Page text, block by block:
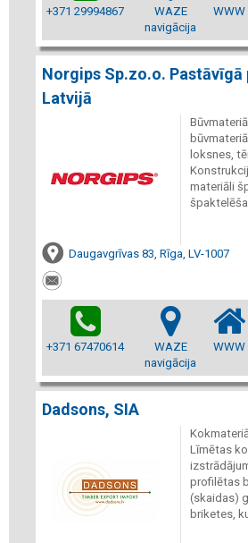
+371 29994867
WAZE
navigācija
WWW
Norgips Sp.zo.o.
Latvijā
loksnes,
materiāli
Daugavgrīvas 83, Rīga, LV-1007
+371 67470614
WAZE
navigācija
WWW
Dadsons, SIA
Līmētas
profilētas
(skaidas)
briketes,